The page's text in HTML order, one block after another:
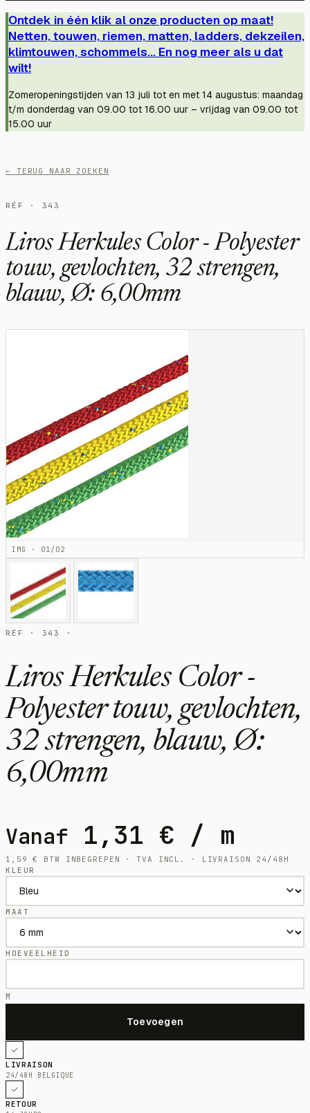
Ontdek in één klik al onze producten op maat!
Netten, touwen, riemen, matten, ladders, dekzeilen,
klimtouwen, schommels... En nog meer als u dat
wilt!
Zomeropeningstijden van 13 juli tot en met 14 augustus: maandag
t/m donderdag van 09.00 tot 16.00 uur – vrijdag van 09.00 tot
15.00 uur
← TERUG NAAR ZOEKEN
RÉF · 343
Liros Herkules Color - Polyester
touw, gevlochten, 32 strengen,
blauw, Ø: 6,00mm
IMG · 01/02
RÉF · 343 ·
Liros Herkules Color -
Polyester touw, gevlochten,
32 strengen, blauw, Ø:
6,00mm
Vanaf 1,31 € / m
1,59€
BTW INBEGREPEN · TVA INCL. · LIVRAISON 24/48H
KLEUR
MAAT
HOEVEELHEID
M
LIVRAISON
24/48H BELGIQUE
RETOUR